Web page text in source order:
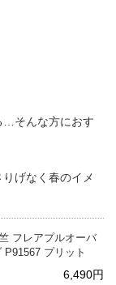
…そんな方におす
げなく春のイメ
フレアプルオーバ
プリット
6,490円